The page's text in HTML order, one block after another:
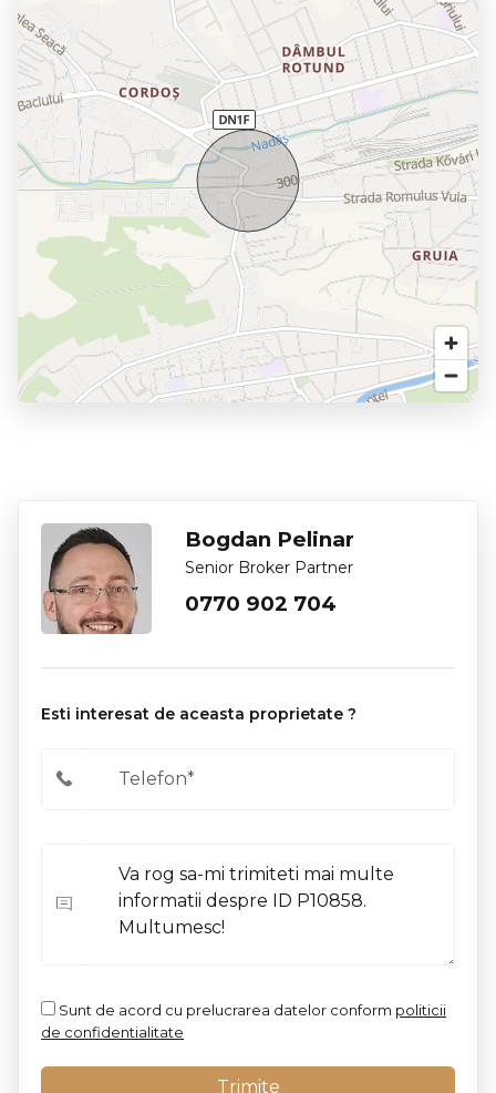
oferă liniștea necesară desfășurării activității de birou ferită
de aglomerația excesivă a centrului.
Parcare: Locuri de parcare disponibile in fata imobilului.
Preț: 1.500 Euro / lună + TVA
Pentru mai multe detalii sau pentru a programa o vizionare
nu ezitați să ne contactați! ID Intern: 11403
Bogdan Pelinar
Senior Broker Partner
0770 902 704
Esti interesat de aceasta proprietate ?
Sunt de acord cu prelucrarea datelor conform politicii
de confidentialitate